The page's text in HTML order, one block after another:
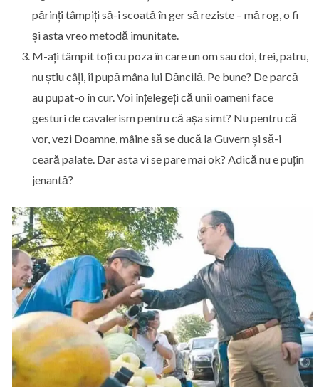
părinți tâmpiți să-i scoată în ger să reziste – mă rog, o fi
și asta vreo metodă imunitate.
M-ați tâmpit toți cu poza în care un om sau doi, trei, patru,
nu știu câți, îi pupă mâna lui Dăncilă. Pe bune? De parcă
au pupat-o în cur. Voi înțelegeți că unii oameni face
gesturi de cavalerism pentru că așa simt? Nu pentru că
vor, vezi Doamne, mâine să se ducă la Guvern și să-i
ceară palate. Dar asta vi se pare mai ok? Adică nu e puțin
jenantă?